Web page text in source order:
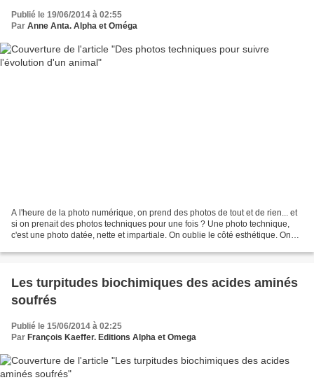
Publié le 19/06/2014 à 02:55
Par Anne Anta. Alpha et Oméga
A l'heure de la photo numérique, on prend des photos de tout et de rien... et
si on prenait des photos techniques pour une fois ? Une photo technique,
c'est une photo datée, nette et impartiale. On oublie le côté esthétique. On
Les turpitudes biochimiques des acides aminés
soufrés
Publié le 15/06/2014 à 02:25
Par François Kaeffer. Editions Alpha et Omega